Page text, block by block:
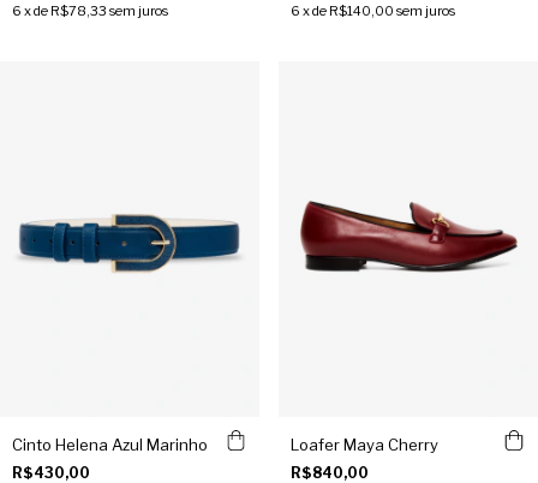
6 x de R$78,33 sem juros
6 x de R$140,00 sem juros
Cinto Helena Azul Marinho
R$430,00
Loafer Maya Cherry
R$840,00